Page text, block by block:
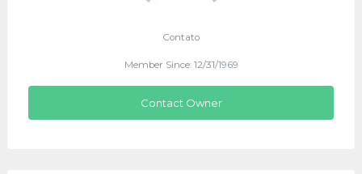
Contato
Member Since: 12/31/1969
Contact Owner